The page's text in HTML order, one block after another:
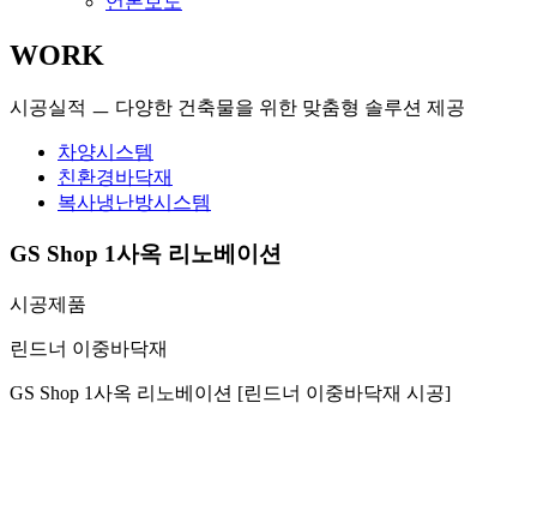
WORK
시공실적 ㅡ 다양한 건축물을 위한 맞춤형 솔루션 제공
차양시스템
친환경바닥재
복사냉난방시스템
GS Shop 1사옥 리노베이션
시공제품
린드너 이중바닥재
GS Shop 1사옥 리노베이션 [린드너 이중바닥재 시공]